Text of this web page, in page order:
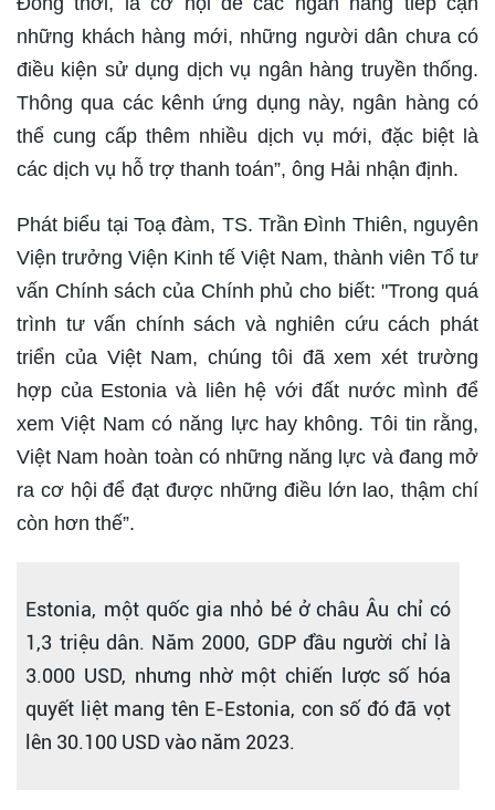
những khách hàng mới, những người dân chưa có
điều kiện sử dụng dịch vụ ngân hàng truyền thống.
Thông qua các kênh ứng dụng này, ngân hàng có
thể cung cấp thêm nhiều dịch vụ mới, đặc biệt là
các dịch vụ hỗ trợ thanh toán”, ông Hải nhận định.
Phát biểu tại Toạ đàm, TS. Trần Đình Thiên, nguyên
Viện trưởng Viện Kinh tế Việt Nam, thành viên Tổ tư
vấn Chính sách của Chính phủ cho biết: "Trong quá
trình tư vấn chính sách và nghiên cứu cách phát
triển của Việt Nam, chúng tôi đã xem xét trường
hợp của Estonia và liên hệ với đất nước mình để
xem Việt Nam có năng lực hay không. Tôi tin rằng,
Việt Nam hoàn toàn có những năng lực và đang mở
ra cơ hội để đạt được những điều lớn lao, thậm chí
còn hơn thế”.
Estonia, một quốc gia nhỏ bé ở châu Âu chỉ có
1,3 triệu dân. Năm 2000, GDP đầu người chỉ là
3.000 USD, nhưng nhờ một chiến lược số hóa
quyết liệt mang tên E-Estonia, con số đó đã vọt
lên 30.100 USD vào năm 2023.